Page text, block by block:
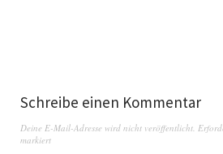
Schreibe einen Kommentar
Deine E-Mail-Adresse wird nicht veröffentlicht.
markiert